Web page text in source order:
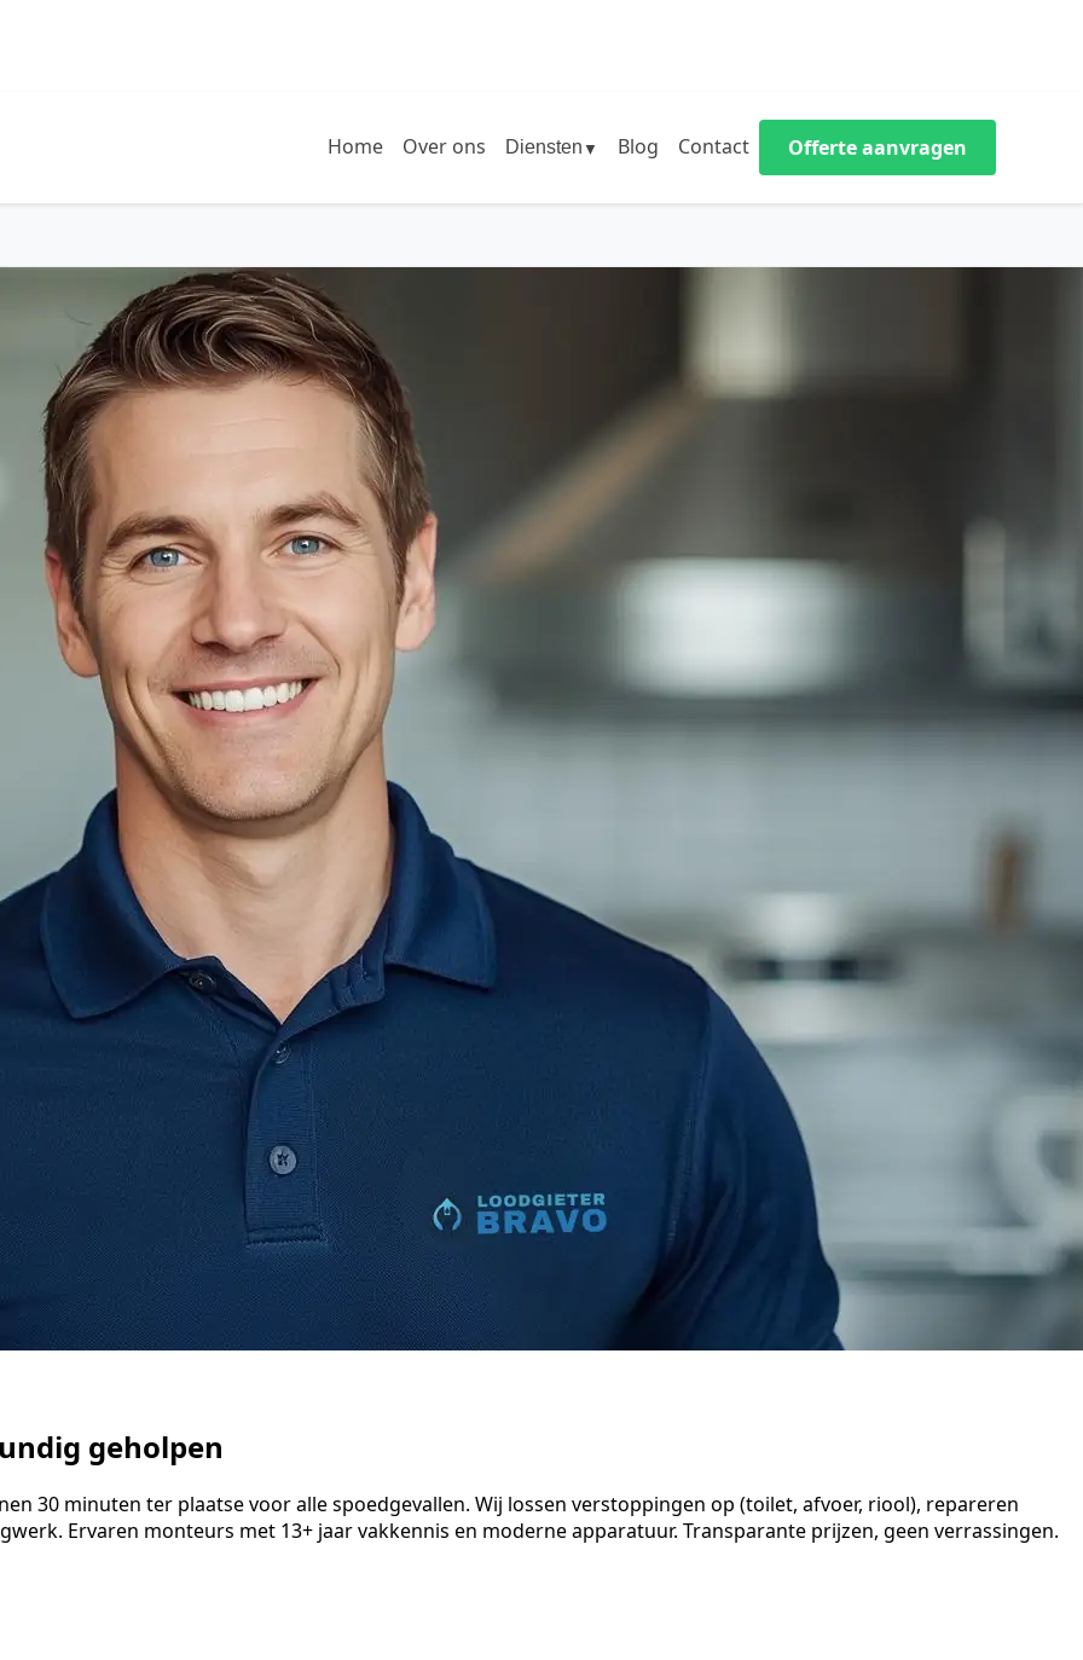
Home Over ons Diensten ▼ Blog Contact Offerte aanvragen
geholpen
30 minuten ter plaatse voor alle spoedgevallen. Wij lossen verstoppingen op (toilet, afvoer, riool), repareren
Ervaren monteurs met 13+ jaar vakkennis en moderne apparatuur. Transparante prijzen, geen verrassingen.